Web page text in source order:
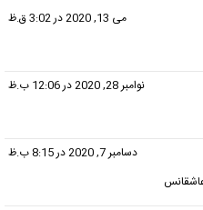
می 13, 2020 در 3:02 ق.ظ
نوامبر 28, 2020 در 12:06 ب.ظ
دسامبر 7, 2020 در 8:15 ب.ظ